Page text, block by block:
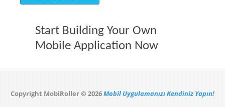
Start Building Your Own
Mobile Application Now
Copyright MobiRoller © 2026Mobil Uygulamanızı Kendiniz Yapın!